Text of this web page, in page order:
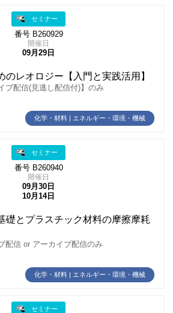
セミナー
番号 B260929
開催日
09月29日
のレオロジー【入門と実践活用】
ブ配信(見逃し配信付)】のみ
化学・材料 | エネルギー・環境・機械
セミナー
番号 B260940
開催日
09月30日
10月14日
礎とプラスチック材料の摩擦摩耗
配信 or アーカイブ配信のみ
化学・材料 | エネルギー・環境・機械
セミナー